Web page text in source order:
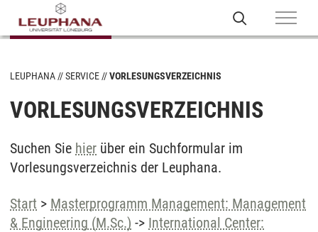
LEUPHANA SERVICE VORLESUNGSVERZEICHNIS
VORLESUNGSVERZEICHNIS
Suchen Sie hier über ein Suchformular im
Vorlesungsverzeichnis der Leuphana.
Start > Masterprogramm Management: Management
& Engineering (M.Sc.) -> International Center: